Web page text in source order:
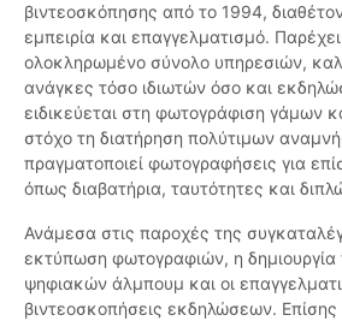
βιντεοσκόπησης από το 1994,
εμπειρία και επαγγελματισμό.
ολοκληρωμένο σύνολο υπηρεσιών,
ανάγκες τόσο ιδιωτών όσο και
ειδικεύεται στη φωτογράφιση γάμων
στόχο τη διατήρηση πολύτιμων
πραγματοποιεί φωτογραφήσεις για
όπως διαβατήρια, ταυτότητες και
Ανάμεσα στις παροχές της
εκτύπωση φωτογραφιών, η δημιουργία
ψηφιακών άλμπουμ και οι
βιντεοσκοπήσεις εκδηλώσεων. Επίσης